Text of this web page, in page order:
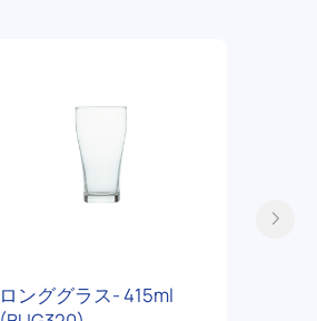
ロンググラス- 415ml